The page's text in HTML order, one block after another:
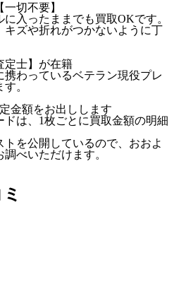
切不要】
に入ったままでも買取OKです。
キズや折れがつかないように丁
定士】が在籍
携わっているベテラン現役プレ
。
金額をお出しします
ドは、1枚ごとに買取金額の明細
トを公開しているので、おおよ
べいただけます。